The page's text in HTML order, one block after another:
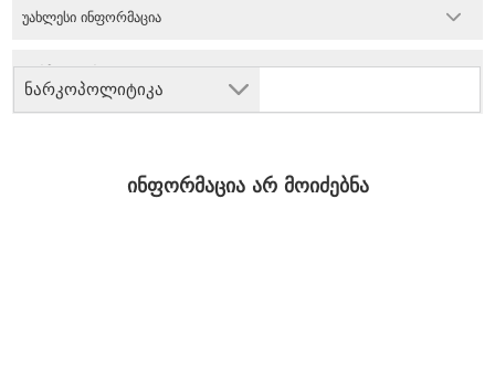
ნარკოპოლიტიკა
უახლესი ინფორმაცია
ინფორმაცია არ მოიძებნა